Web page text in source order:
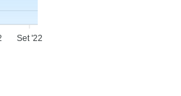
Set '22